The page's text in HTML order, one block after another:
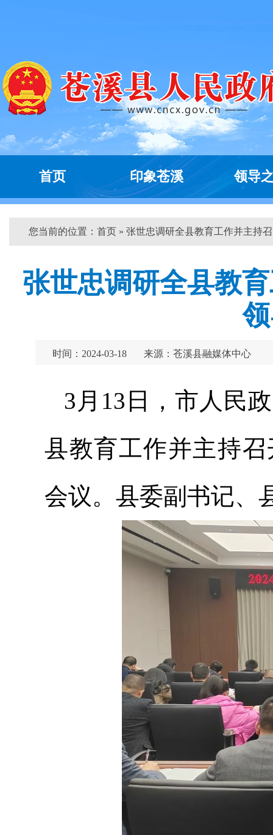
首页 印象苍溪 领导
您当前的位置： 首页 » 张世忠调研全县教育工作并主持
张世忠调研全县教
时间：2024-03-18 来源：苍溪县融媒体中心
3月13日，市人民
县教育工作并主持
会议。县委副书记、